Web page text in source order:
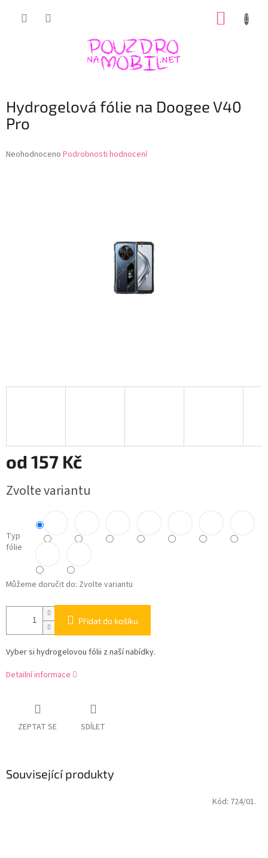
Hydrogelová fólie na Doogee V40
Pro
Průměrné
Neohodnoceno Podrobnosti hodnocení
od 157 Kč
cena:
Zvolte variantu
Typ
fólie
Můžeme doručit do: Zvolte variantu
Přidat do košíku
Vyber si hydrogelovou fólii z naší nabídky.
Detailní informace
ZEPTAT SE SDÍLET
Související produkty
Kód: 724/01.